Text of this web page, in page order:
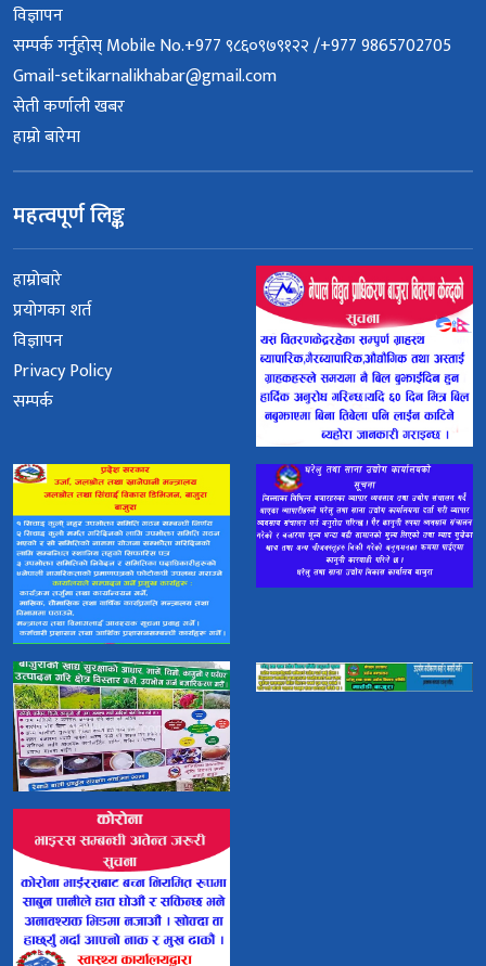
विज्ञापन
सम्पर्क गर्नुहोस् Mobile No.+977 ९८६०९७९१२२ /+977 9865702705
Gmail-setikarnalikhabar@gmail.com
सेती कर्णाली खबर
हाम्रो बारेमा
महत्वपूर्ण लिङ्क
हाम्रोबारे
प्रयोगका शर्त
विज्ञापन
Privacy Policy
सम्पर्क